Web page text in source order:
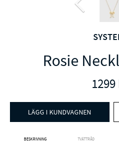
Rosie
1299
LÄGG I KUNDVAGNEN
BESKRIVNING TVÄTTRÅD